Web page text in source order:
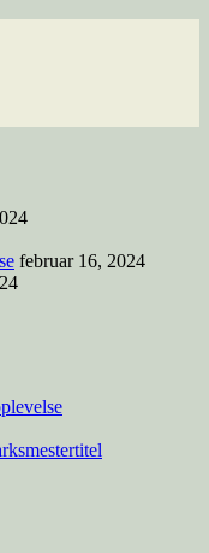
februar 16, 2024